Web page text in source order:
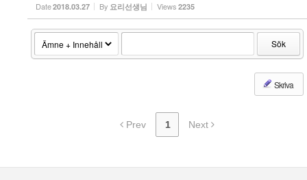
Date2018.03.27 By 요리선생님 Views 2235
Sök
Skriva
Prev 1 Next
Anslagstavlan